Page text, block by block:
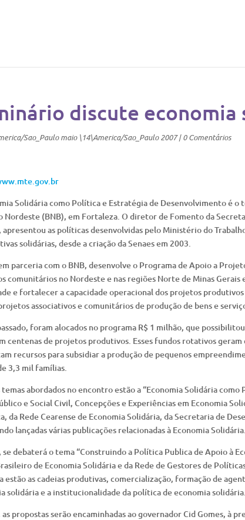
discute economia
Sao_Paulo maio \14\America/Sao_Paulo 2007|0 Comentários
Solidária como Política e Estratégia de Desenvolvimento é
Nordeste (BNB), em Fortaleza. O diretor de Fomento da
as políticas desenvolvidas pelo Ministério do
solidárias, desde a criação da Senaes em 2003.
parceria com o BNB, desenvolve o Programa de Apoio a
comunitários no Nordeste e nas regiões Norte de Minas
e fortalecer a capacidade operacional dos projetos
associativos e comunitários de produção de bens e
foram alocados no programa R$ 1 milhão, que
centenas de projetos produtivos. Esses fundos rotativos geram
recursos para subsidiar a produção de pequenos
3,3 mil famílias.
abordados no encontro estão a “Economia Solidária
e Social Civil, Concepções e Experiências em Economia
da Rede Cearense de Economia Solidária, da Secretaria de
lançadas várias publicações relacionadas à Economia Solidária.
se debaterá o tema “Construindo a Política Publica de Apoio à
de Economia Solidária e da Rede de Gestores de
estão as cadeias produtivas, comercialização, formação de
solidária e a institucionalidade da política de economia solidária.
propostas serão encaminhadas ao governador Cid Gomes, à